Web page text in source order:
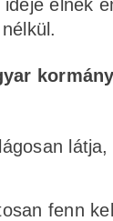
élnek
fenn